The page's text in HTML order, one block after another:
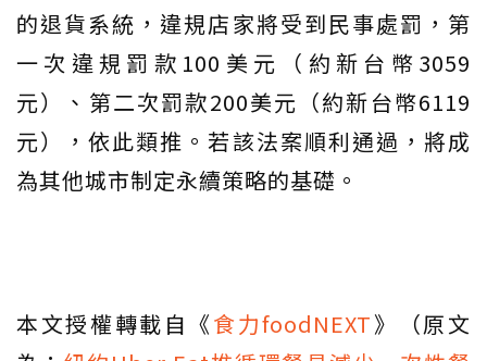
的退貨系統，違規店家將受到民事處罰，第
一次違規罰款100美元（約新台幣3059
元）、第二次罰款200美元（約新台幣6119
元），依此類推。若該法案順利通過，將成
為其他城市制定永續策略的基礎。
本文授權轉載自《食力foodNEXT》（原文